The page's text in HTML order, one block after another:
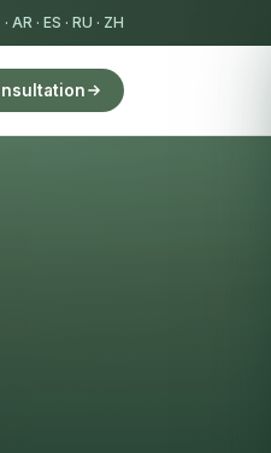
· AR · ES · RU · ZH